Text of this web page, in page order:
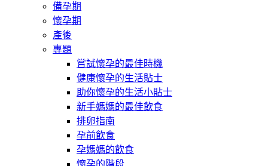
備孕期
懷孕期
產後
專題
嘗試懷孕的最佳時機
健康懷孕的生活貼士
助你懷孕的生活小貼士
新手媽媽的最佳飲食
排卵指南
孕前飲食
孕媽媽的飲食
懷孕的階段